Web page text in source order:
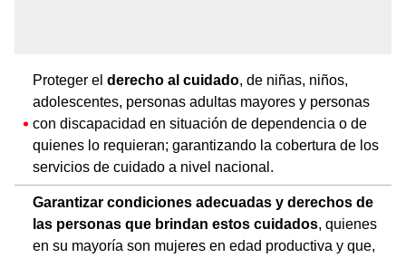
Proteger el derecho al cuidado, de niñas, niños,
adolescentes, personas adultas mayores y personas
con discapacidad en situación de dependencia o de
quienes lo requieran; garantizando la cobertura de los
servicios de cuidado a nivel nacional.
Garantizar condiciones adecuadas y derechos de
las personas que brindan estos cuidados, quienes
en su mayoría son mujeres en edad productiva y que,